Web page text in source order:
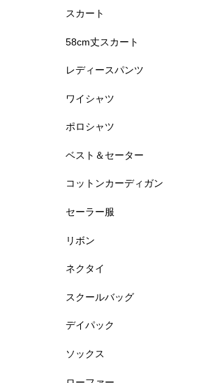
スカート
58cm丈スカート
レディースパンツ
ワイシャツ
ポロシャツ
ベスト＆セーター
コットンカーディガン
セーラー服
リボン
ネクタイ
スクールバッグ
デイパック
ソックス